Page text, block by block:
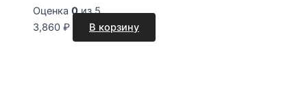
Оценка 0из 5
3,860 ₽ В корзину